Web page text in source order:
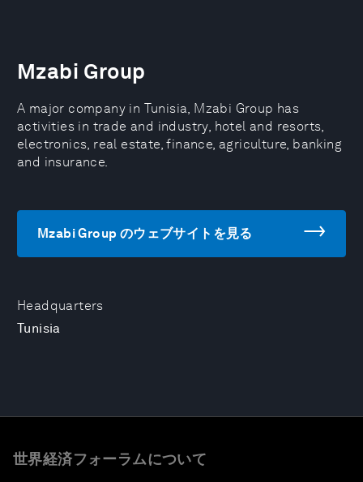
Headquarters
Tunisia
Mzabi Group
A major company in Tunisia, Mzabi Group has
activities in trade and industry, hotel and resorts,
electronics, real estate, finance, agriculture, banking
and insurance.
Mzabi Group のウェブサイトを見る
世界経済フォーラムについて